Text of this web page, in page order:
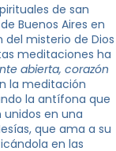
de san
Buenos Aires en
misterio de Dios
meditaciones ha
abierta, corazón
la meditación
la antífona que
en una
que ama a su
en las